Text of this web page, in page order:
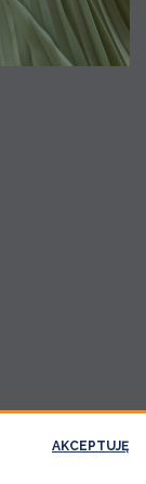
AKCEPTUJĘ